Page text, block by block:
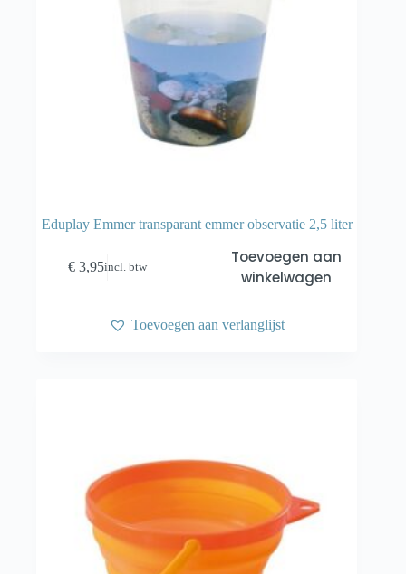
Eduplay Emmer transparant emmer observatie 2,5 liter
€ 3,95incl. btw
Toevoegen aan
winkelwagen
Toevoegen aan verlanglijst